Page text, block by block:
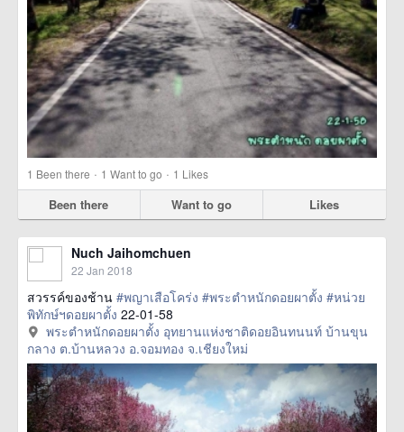
1 Been there · 1 Want to go · 1 Likes
Been there Want to go Likes
Nuch Jaihomchuen
22 Jan 2018
สวรรค์ของช้าน #พญาเสือโคร่ง #พระตำหนักดอยผาตั้ง #หน่วย
พิทักษ์ฯดอยผาตั้ง 22-01-58
พระตำหนักดอยผาตั้ง อุทยานแห่งชาติดอยอินทนนท์ บ้านขุน
กลาง ต.บ้านหลวง อ.จอมทอง จ.เชียงใหม่